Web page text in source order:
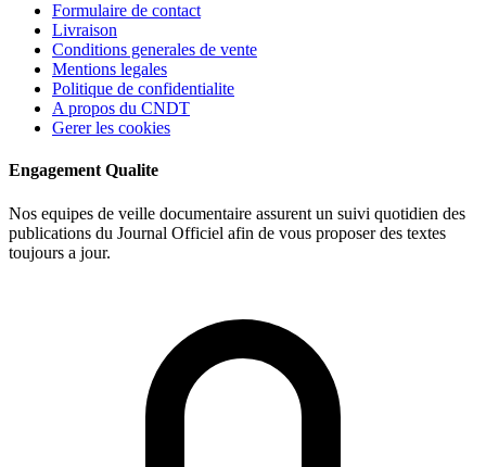
Formulaire de contact
Livraison
Conditions generales de vente
Mentions legales
Politique de confidentialite
A propos du CNDT
Gerer les cookies
Engagement Qualite
Nos equipes de veille documentaire assurent un suivi quotidien des
publications du Journal Officiel afin de vous proposer des textes
toujours a jour.